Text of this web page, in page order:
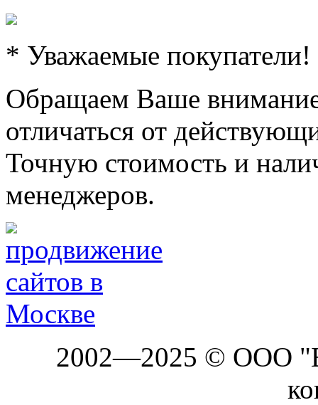
* Уважаемые покупатели!
Обращаем Ваше
отличаться от
Точную стоимость и
менеджеров.
2002—2025 © ООО